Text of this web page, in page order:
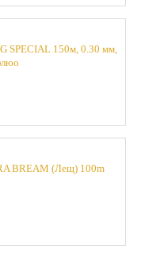
SPECIAL 150м, 0.30 мм,
BREAM (Лещ) 100m